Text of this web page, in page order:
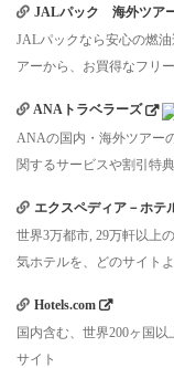
JALパック 海外ツア
JALパックなら安心の燃
アーから、お買得なフリ
ANAトラベラーズ
ANAの国内・海外ツアー
関するサービスや割引特
エクスペディア－ホテ
世界3万都市, 29万軒以上
気ホテルを、どのサイト
Hotels.com
国内含む、世界200ヶ国
サイト